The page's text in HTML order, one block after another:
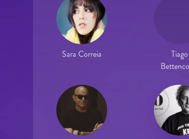
Sara Correia
Tiago